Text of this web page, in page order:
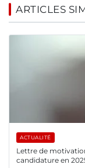
ARTICLES
ACTUALITÉ
Lettre de
candidature en